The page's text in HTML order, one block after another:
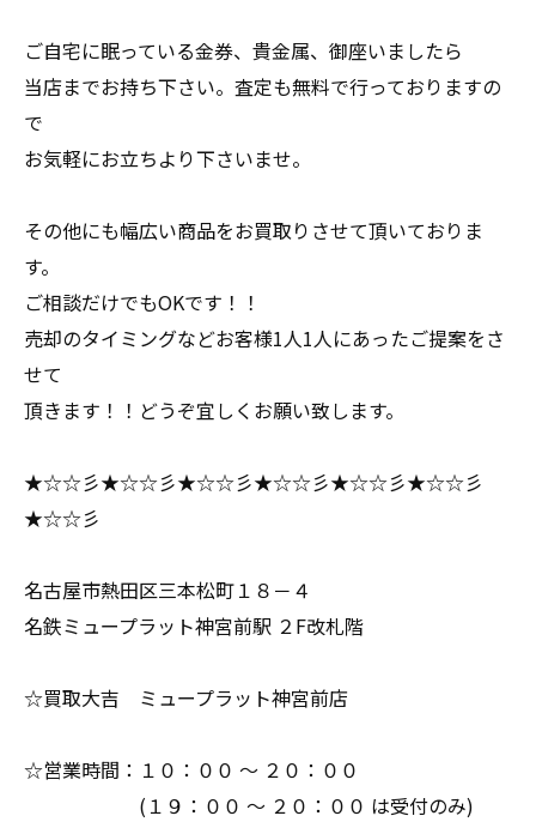
ご自宅に眠っている金券、貴金属、御座いましたら
当店までお持ち下さい。査定も無料で行っておりますの
で
お気軽にお立ちより下さいませ。
その他にも幅広い商品をお買取りさせて頂いておりま
す。
ご相談だけでもOKです！！
売却のタイミングなどお客様1人1人にあったご提案をさ
せて
頂きます！！どうぞ宜しくお願い致します。
★☆☆彡★☆☆彡★☆☆彡★☆☆彡★☆☆彡★☆☆彡
★☆☆彡
名古屋市熱田区三本松町１８－４
名鉄ミュープラット神宮前駅 ２F改札階
☆買取大吉 ミュープラット神宮前店
☆営業時間：１０：００ ～ ２０：００
(１９：００ ～ ２０：００ は受付のみ)